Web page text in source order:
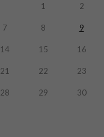
1 2
7 8 9
14 15 16
21 22 23
28 29 30